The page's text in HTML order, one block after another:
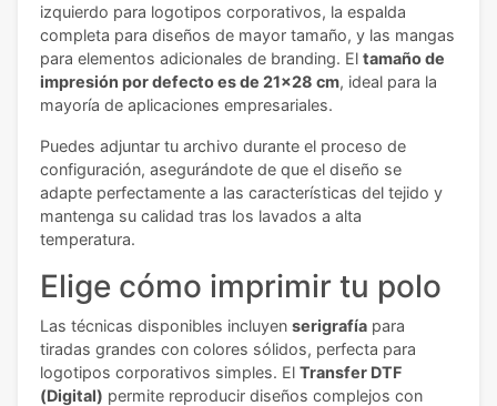
izquierdo para logotipos corporativos, la espalda
completa para diseños de mayor tamaño, y las mangas
para elementos adicionales de branding. El tamaño de
impresión por defecto es de 21x28 cm, ideal para la
mayoría de aplicaciones empresariales.
Puedes adjuntar tu archivo durante el proceso de
configuración, asegurándote de que el diseño se
adapte perfectamente a las características del tejido y
mantenga su calidad tras los lavados a alta
temperatura.
Elige cómo imprimir tu polo
Las técnicas disponibles incluyen serigrafía para
tiradas grandes con colores sólidos, perfecta para
logotipos corporativos simples. El Transfer DTF
(Digital) permite reproducir diseños complejos con